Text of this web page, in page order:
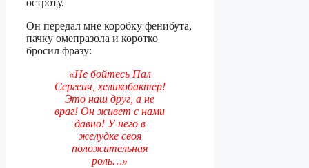
остроту.
Он передал мне коробку фенибута,
пачку омепразола и коротко
бросил фразу:
«Не бойтесь Пал
Сергеич, хеликобактер!
Это наш друг, а не
враг! Он живет с нами
давно! У него в
желудке своя
положительная
роль…»